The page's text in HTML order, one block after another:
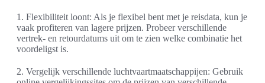
1. Flexibiliteit loont: Als je flexibel bent met je reisdata, kun je
vaak profiteren van lagere prijzen. Probeer verschillende
vertrek- en retourdatums uit om te zien welke combinatie het
voordeligst is.
2. Vergelijk verschillende luchtvaartmaatschappijen: Gebruik